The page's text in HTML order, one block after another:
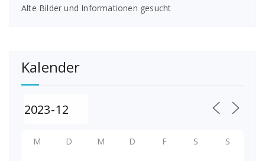
Alte Bilder und Informationen gesucht
Kalender
M D M D F S S